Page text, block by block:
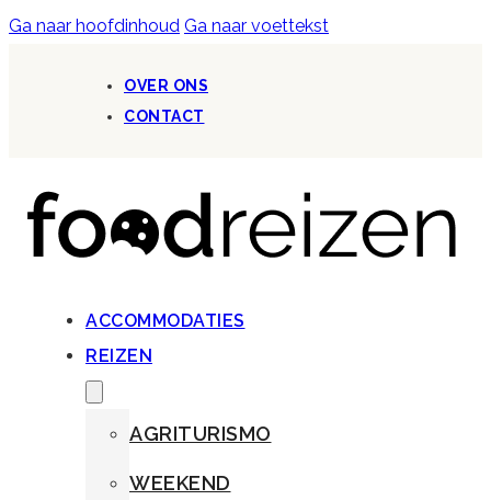
Ga naar hoofdinhoud Ga naar voettekst
OVER ONS
CONTACT
ACCOMMODATIES
REIZEN
AGRITURISMO
WEEKEND